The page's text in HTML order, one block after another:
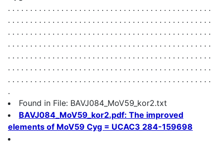
. . . . . . . . . . . . . . . . . . . . . . . . . . . . . . . . . . . . . . . . . . . . . .
. . . . . . . . . . . . . . . . . . . . . . . . . . . . . . . . . . . . . . . . . . . . . .
. . . . . . . . . . . . . . . . . . . . . . . . . . . . . . . . . . . . . . . . . . . . . .
. . . . . . . . . . . . . . . . . . . . . . . . . . . . . . . . . . . . . . . . . . . . . .
. . . . . . . . . . . . . . . . . . . . . . . . . . . . . . . . . . . . . . . . . . . . . .
. . . . . . . . . . . . . . . . . . . . . . . . . . . . . . . . . . . . . . . . . . . . . .
. . . . . . . . . . . . . . . . . . . . . . . . . . . . . . . . . . . . . . . . . . . . . .
.
Found in File: BAVJ084_MoV59_kor2.txt
BAVJ084_MoV59_kor2.pdf: The improved
elements of MoV59 Cyg = UCAC3 284-159698